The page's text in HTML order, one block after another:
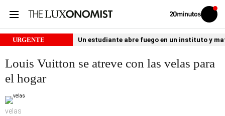
Volver
Iniciar
sesión
URGENTE Un estudiante abre fuego en un instituto y
Louis Vuitton se atreve con las velas para
el hogar
velas